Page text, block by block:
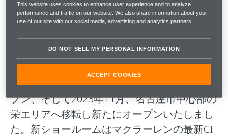
ようこそ McLAREN
NAGOYA
マクラーレン名古屋は国内4店舗目のマクラ
ーレンショールームとして2017年6月にオー
プン、そして2023年11月、名古屋市中心部の
栄エリアへ移転し新たにオープンいたしまし
た。新ショールームはマクラーレンの最新CI
This website uses cookies to enhance user experience and to analyze
performance and traffic on our website. We also share information about your
use of our site with our social media, advertising and analytics partners.
DO NOT SELL MY PERSONAL INFORMATION
ACCEPT COOKIES